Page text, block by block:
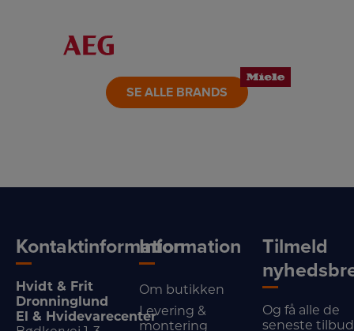
LINK
SE ALLE BRANDS
Kontaktinformation
Hvidt & Frit
Dronninglund
El & Hvidevarecenter
Information
Om butikken
Levering &
montering
Tilmeld
Og få alle de
seneste